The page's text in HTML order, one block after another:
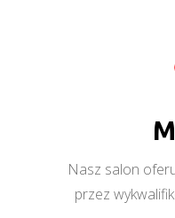
Nasz salon
przez